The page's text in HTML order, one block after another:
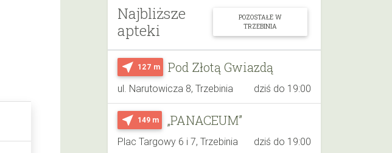
Najbliższe
apteki
POZOSTAŁE W
TRZEBINIA
near_me 127 m Pod Złotą Gwiazdą
ul. Narutowicza 8, Trzebinia dziś do 19:00
near_me 149 m „PANACEUM”
Plac Targowy 6 i 7, Trzebinia dziś do 19:00